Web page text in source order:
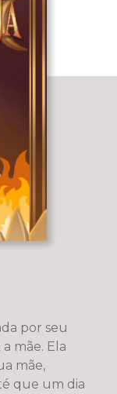
por seu
mãe. Ela
mãe,
que um dia